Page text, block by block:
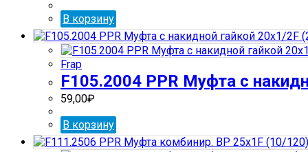
В корзину
Frap
F105.2004 PPR Муфта с
59,00₽
В корзину